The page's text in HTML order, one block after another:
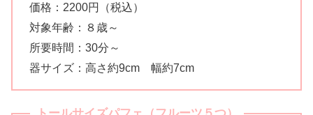
価格：2200円（税込）
対象年齢：８歳～
所要時間：30分～
器サイズ：高さ約9cm 幅約7cm